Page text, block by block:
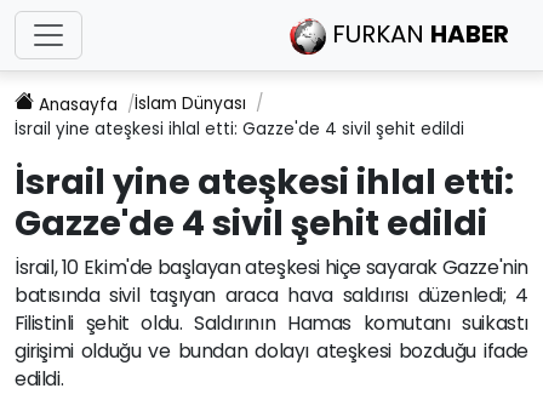
FURKAN HABER
Anasayfa
İslam Dünyası
İsrail yine ateşkesi ihlal etti: Gazze'de 4 sivil şehit edildi
İsrail yine ateşkesi ihlal etti:
Gazze'de 4 sivil şehit edildi
İsrail, 10 Ekim'de başlayan ateşkesi hiçe sayarak Gazze'nin
batısında sivil taşıyan araca hava saldırısı düzenledi; 4
Filistinli şehit oldu. Saldırının Hamas komutanı suikastı
girişimi olduğu ve bundan dolayı ateşkesi bozduğu ifade
edildi.